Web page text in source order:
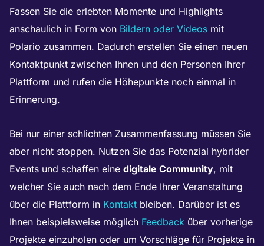
Fassen Sie die erlebten Momente und Highlights
anschaulich in Form von Bildern oder Videos mit
Polario zusammen. Dadurch erstellen Sie einen neuen
Kontaktpunkt zwischen Ihnen und den Personen Ihrer
Plattform und rufen die Höhepunkte noch einmal in
Erinnerung.
Bei nur einer schlichten Zusammenfassung müssen Sie
aber nicht stoppen. Nutzen Sie das Potenzial hybrider
Events und schaffen eine digitale Community, mit
welcher Sie auch nach dem Ende Ihrer Veranstaltung
über die Plattform in Kontakt bleiben. Darüber ist es
Ihnen beispielsweise möglich Feedback über vorherige
Projekte einzuholen oder um Vorschläge für Projekte in